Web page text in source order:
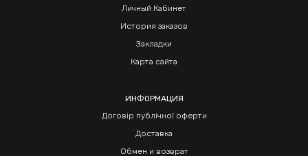
Личный Кабинет
История заказов
Закладки
Карта сайта
ИНФОРМАЦИЯ
Договір публічної оферти
Доставка
Обмен и возврат